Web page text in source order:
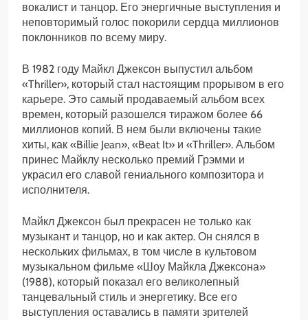
вокалист и танцор. Его энергичные выступления и
неповторимый голос покорили сердца миллионов
поклонников по всему миру.
В 1982 году Майкл Джексон выпустил альбом
«Thriller», который стал настоящим прорывом в его
карьере. Это самый продаваемый альбом всех
времен, который разошелся тиражом более 66
миллионов копий. В нем были включены такие
хиты, как «Billie Jean», «Beat It» и «Thriller». Альбом
принес Майклу несколько премий Грэмми и
украсил его славой гениального композитора и
исполнителя.
Майкл Джексон был прекрасен не только как
музыкант и танцор, но и как актер. Он снялся в
нескольких фильмах, в том числе в культовом
музыкальном фильме «Шоу Майкла Джексона»
(1988), который показал его великолепный
танцевальный стиль и энергетику. Все его
выступления оставались в памяти зрителей